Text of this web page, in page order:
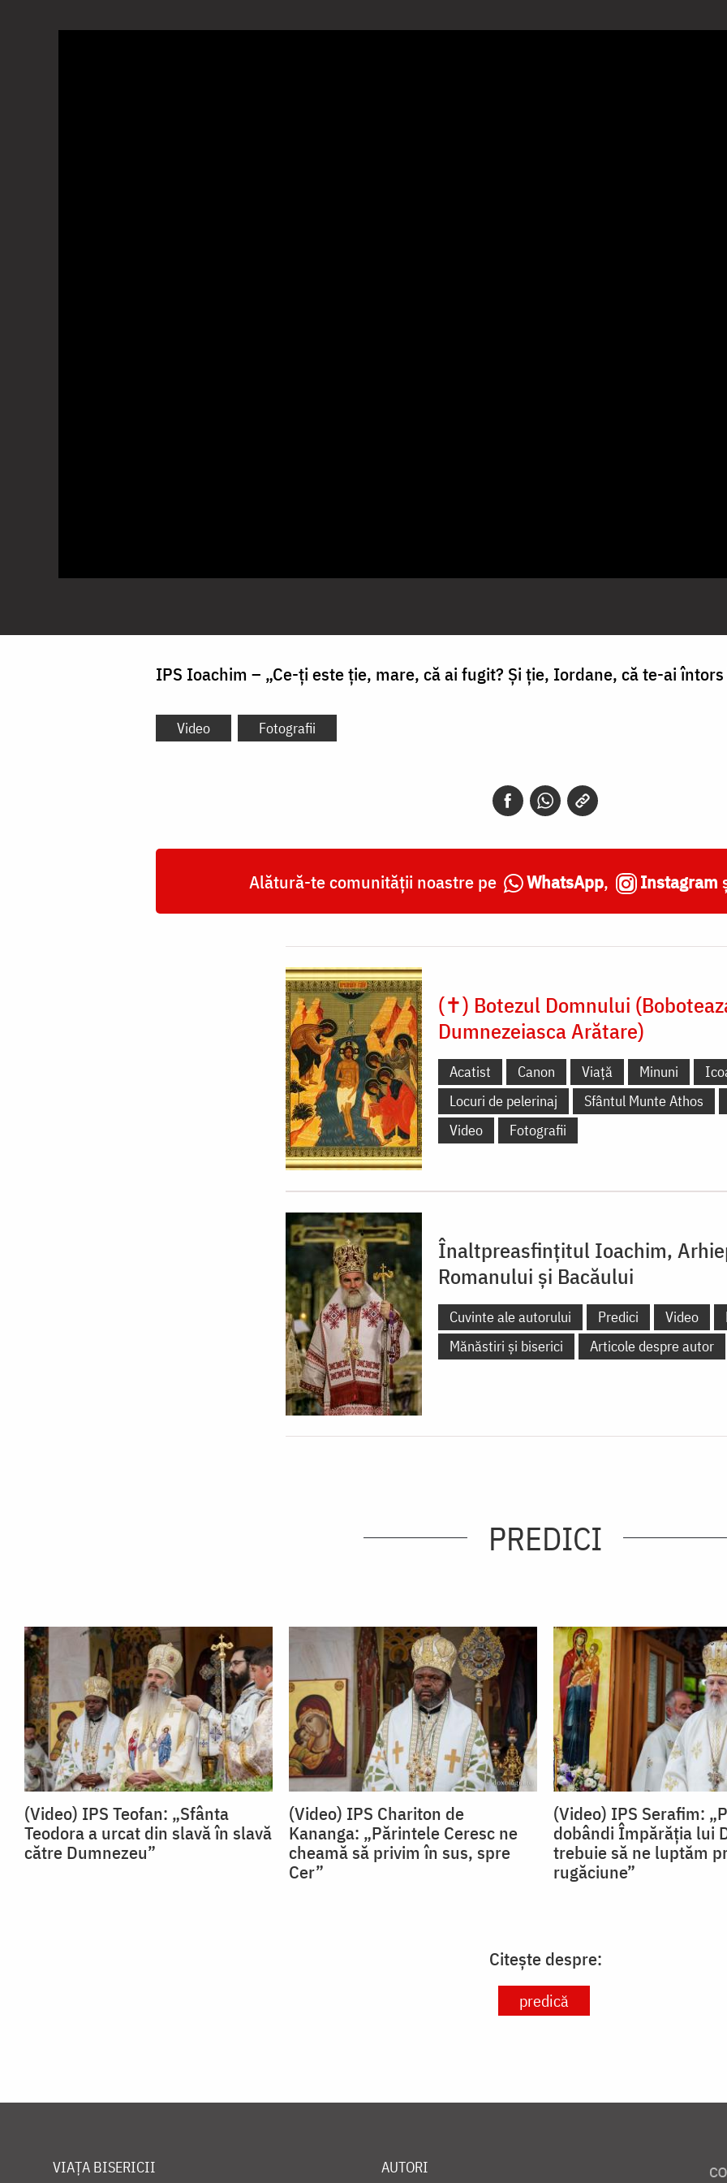
IPS Ioachim – „Ce-ţi este ţie, mare, că ai fugit? Şi ţie, Iordane, că te-ai întors
Video Fotografii
Alătură-te comunității noastre pe WhatsApp, Instagram
(✝) Botezul Domnului
Dumnezeiasca Arătare)
Acatist Canon Viață Minuni
Locuri de pelerinaj
Sfântul Munte Athos
Video
Fotografii
Înaltpreasfințitul Ioachim,
Romanului și Bacăului
Cuvinte ale autorului Predici Video
Mănăstiri și biserici
Articole despre autor
PREDICI
(Video) IPS Teofan: „Sfânta
Teodora a urcat din slavă în slavă
către Dumnezeu”
(Video) IPS Chariton de
Kananga: „Părintele Ceresc ne
cheamă să privim în sus, spre
Cer”
(Video) IPS Serafim:
dobândi Împărăția lui
trebuie să ne luptăm
rugăciune”
Citește despre:
predică
VIAȚA BISERICII AUTORI